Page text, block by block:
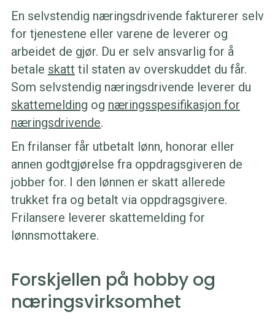
En selvstendig næringsdrivende fakturerer selv
for tjenestene eller varene de leverer og
arbeidet de gjør. Du er selv ansvarlig for å
betale skatt til staten av overskuddet du får.
Som selvstendig næringsdrivende leverer du
skattemelding og næringsspesifikasjon for
næringsdrivende.
En frilanser får utbetalt lønn, honorar eller
annen godtgjørelse fra oppdragsgiveren de
jobber for. I den lønnen er skatt allerede
trukket fra og betalt via oppdragsgivere.
Frilansere leverer skattemelding for
lønnsmottakere.
Forskjellen på hobby og
næringsvirksomhet